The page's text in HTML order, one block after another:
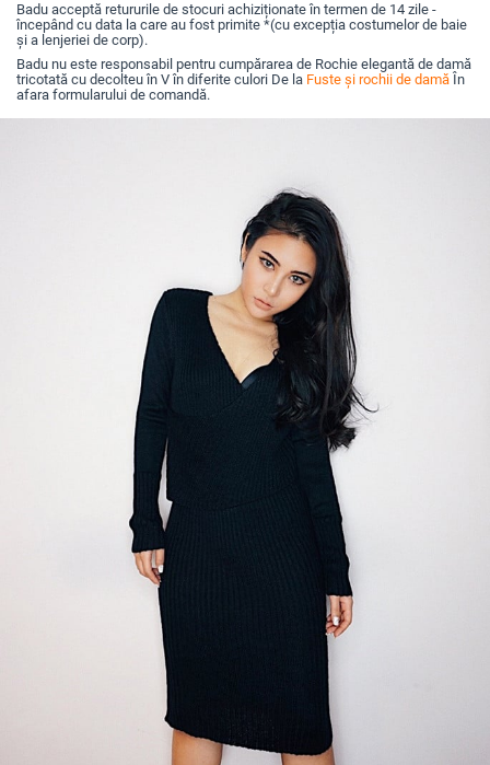
Badu acceptă retururile de stocuri achiziționate în termen de 14 zile -
începând cu data la care au fost primite *(cu excepția costumelor de baie
și a lenjeriei de corp).
Badu nu este responsabil pentru cumpărarea de Rochie elegantă de damă
tricotată cu decolteu în V în diferite culori De la Fuste și rochii de damă În
afara formularului de comandă.